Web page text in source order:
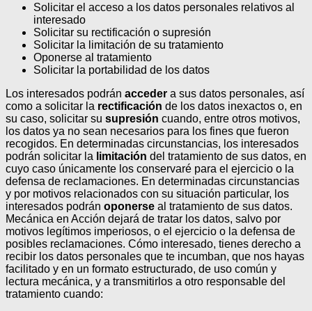
Solicitar el acceso a los datos personales relativos al
interesado
Solicitar su rectificación o supresión
Solicitar la limitación de su tratamiento
Oponerse al tratamiento
Solicitar la portabilidad de los datos
Los interesados podrán acceder a sus datos personales, así
como a solicitar la rectificación de los datos inexactos o, en
su caso, solicitar su supresión cuando, entre otros motivos,
los datos ya no sean necesarios para los fines que fueron
recogidos. En determinadas circunstancias, los interesados
podrán solicitar la limitación del tratamiento de sus datos, en
cuyo caso únicamente los conservaré para el ejercicio o la
defensa de reclamaciones. En determinadas circunstancias
y por motivos relacionados con su situación particular, los
interesados podrán oponerse al tratamiento de sus datos.
Mecánica en Acción dejará de tratar los datos, salvo por
motivos legítimos imperiosos, o el ejercicio o la defensa de
posibles reclamaciones. Cómo interesado, tienes derecho a
recibir los datos personales que te incumban, que nos hayas
facilitado y en un formato estructurado, de uso común y
lectura mecánica, y a transmitirlos a otro responsable del
tratamiento cuando: